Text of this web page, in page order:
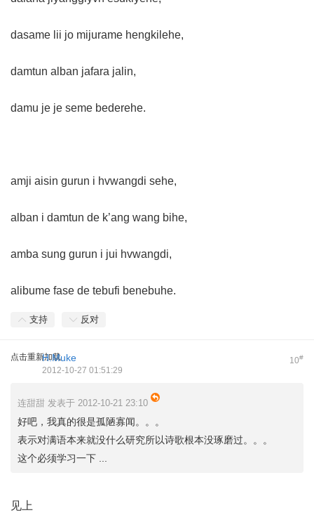
dasame lii jo mijurame hengkilehe,
damtun alban jafara jalin,
damu je je seme bederehe.
amji aisin gurun i hvwangdi sehe,
alban i damtun de k’ang wang bihe,
amba sung gurun i jui hvwangdi,
alibume fase de tebufi benebuhe.
支持 反对
点击重新加载 10#
H.Muke
2012-10-27 01:51:29
连甜甜 发表于 2012-10-21 23:10
好吧，我真的很是孤陋寡闻。。。
表示对满语本来就没什么研究所以诗歌根本没琢磨过。。。
这个必须学习一下 ...
见上